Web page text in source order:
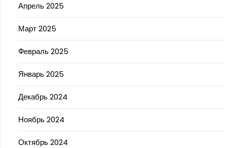
Апрель 2025
Март 2025
Февраль 2025
Январь 2025
Декабрь 2024
Ноябрь 2024
Октябрь 2024